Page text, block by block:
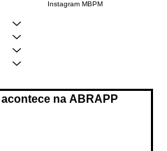
Instagram MBPM
na ABRAPP